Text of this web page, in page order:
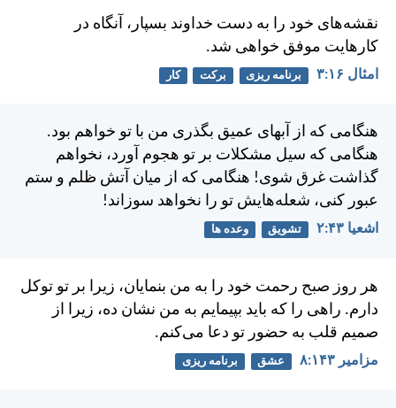
نقشه‌های خود را به دست خداوند بسپار، آنگاه در
كارهايت موفق خواهی شد.
امثال ۱۶:‏۳ برنامه ریزی برکت کار
هنگامی كه از آبهای عميق بگذری من با تو خواهم بود.
هنگامی كه سيل مشكلات بر تو هجوم آورد، نخواهم
گذاشت غرق شوی! هنگامی كه از ميان آتش ظلم و ستم
عبور كنی، شعله‌هايش تو را نخواهد سوزاند!
اشعيا ۴۳:‏۲ تشویق وعده ها
هر روز صبح رحمت خود را به من بنمايان، زيرا بر تو توكل
دارم. راهی را كه بايد بپيمايم به من نشان ده، زيرا از
صميم قلب به حضور تو دعا می‌كنم.
مزامير ۱۴۳:‏۸ عشق برنامه ریزی